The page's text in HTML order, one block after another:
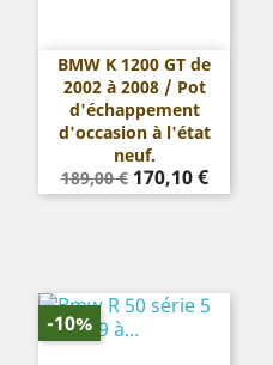
BMW K 1200 GT de
2002 à 2008 / Pot
d'échappement
d'occasion à l'état
neuf.
Prix
de
189,00 € Prix
170,10 €
-10%